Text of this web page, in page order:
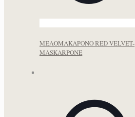
ΜΕΛΟΜΑΚΑΡΟΝΟ RED VELVET-
MASKARPONE